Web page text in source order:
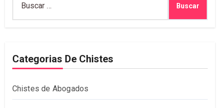
Categorias De Chistes
Chistes de Abogados